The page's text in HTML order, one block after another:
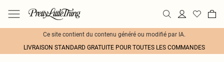
Ce site contient du contenu généré ou modifié par IA.
LIVRAISON STANDARD GRATUITE POUR TOUTES LES COMMANDES